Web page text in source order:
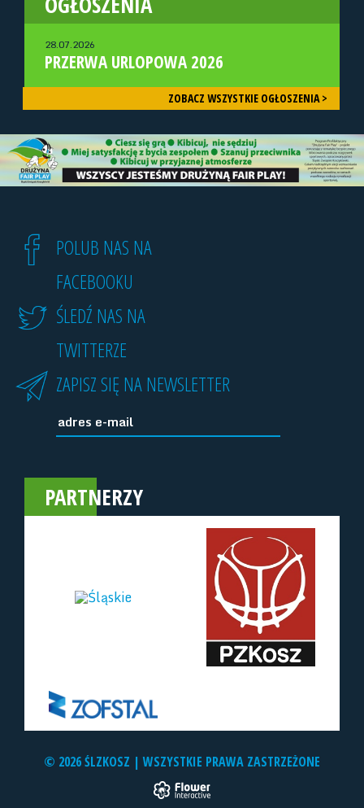
28.07.2026
PRZERWA URLOPOWA 2026
ZOBACZ WSZYSTKIE OGŁOSZENIA >
POLUB NAS NA
FACEBOOKU
ŚLEDŹ NAS NA
TWITTERZE
ZAPISZ SIĘ NA NEWSLETTER
PARTNERZY
© 2026 ŚLZKOSZ | WSZYSTKIE PRAWA ZASTRZEŻONE